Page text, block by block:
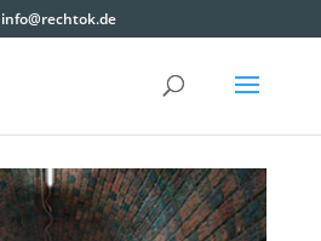
info@rechtok.de